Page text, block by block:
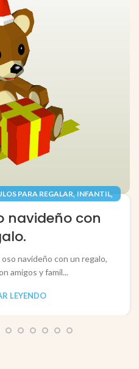
PARA REGALAR, INFANTIL,
PAPERCRAFT
navideño con
navideño con un regalo,
amigos y famil...
LEYENDO